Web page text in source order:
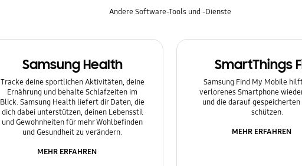
Andere Software-Tools und -Dienste
Samsung Health
Tracke deine sportlichen Aktivitäten, deine
Ernährung und behalte Schlafzeiten im
Blick. Samsung Health liefert dir Daten, die
dich dabei unterstützen, deinen Lebensstil
und Gewohnheiten für mehr Wohlbefinden
und Gesundheit zu verändern.
MEHR ERFAHREN
SmartThings
Samsung Find My Mobile
verlorenes Smartphone
und die darauf
schützen.
MEHR ERFAHREN